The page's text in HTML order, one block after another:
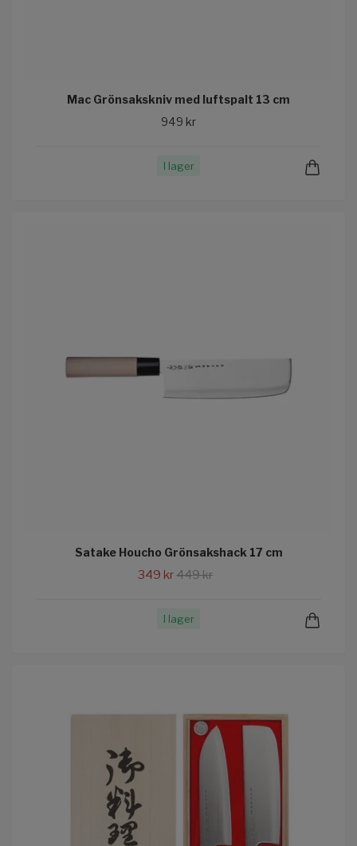
Mac Grönsakskniv med luftspalt 13 cm
949 kr
I lager
Satake Houcho Grönsakshack 17 cm
349 kr449 kr
I lager